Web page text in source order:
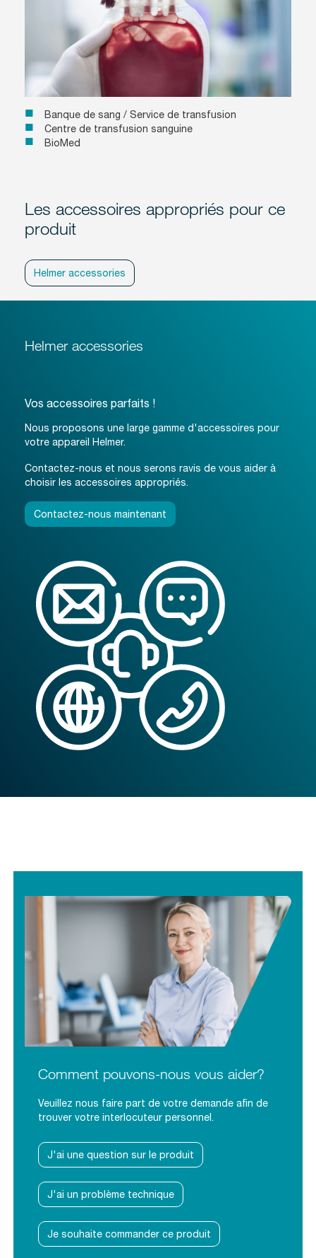
Banque de sang / Service de transfusion
Centre de transfusion sanguine
BioMed
Les accessoires appropriés pour ce
produit
Helmer accessories
Helmer accessories
Vos accessoires parfaits !
Nous proposons une large gamme d'accessoires pour
votre appareil Helmer.
Contactez-nous et nous serons ravis de vous aider à
choisir les accessoires appropriés.
Contactez-nous maintenant
Comment pouvons-nous vous aider?
Veuillez nous faire part de votre demande afin de
trouver votre interlocuteur personnel.
J'ai une question sur le produit
J'ai un problème technique
Je souhaite commander ce produit